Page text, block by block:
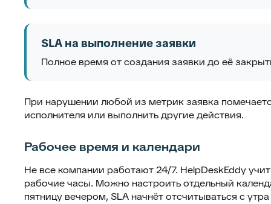
SLA на выполнение заявки
Полное время от создания заявки до её
При нарушении любой из метрик заявка
исполнителя или выполнить другие действия.
Рабочее время и календари
Не все компании работают 24/7. HelpDeskEddy
рабочие часы. Можно настроить отдельный
пятницу вечером, SLA начнёт отсчитываться с